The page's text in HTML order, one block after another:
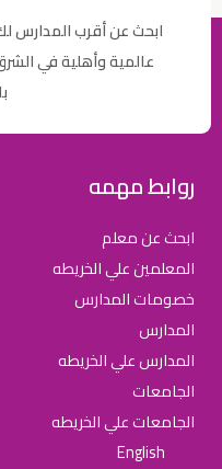
ابحث عن أقرب المدارس
عالمية وأهلية في
روابط مهمه
ابحث عن معلم
المعلمين علي الخريطه
خصومات المدارس
المدارس
المدارس علي الخريطه
الجامعات
الجامعات علي الخريطه
English